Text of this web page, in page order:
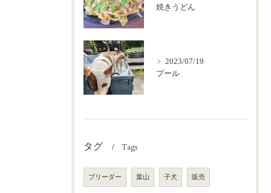
焼きうどん
2023/07/19
プール
タグ Tags
ブリーダー 葉山 子犬 販売